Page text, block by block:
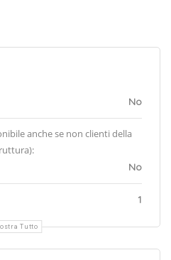
No
anche se non clienti della
No
1
Tutto